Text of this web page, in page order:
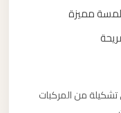
مميزة
من المركبات